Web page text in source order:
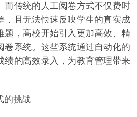
而传统的人工阅卷方式不仅费时
，且无法快速反映学生的真实成
题，高校开始引入更加高效、精
卷系统。这些系统通过自动化的
绩的高效录入，为教育管理带来
挑战